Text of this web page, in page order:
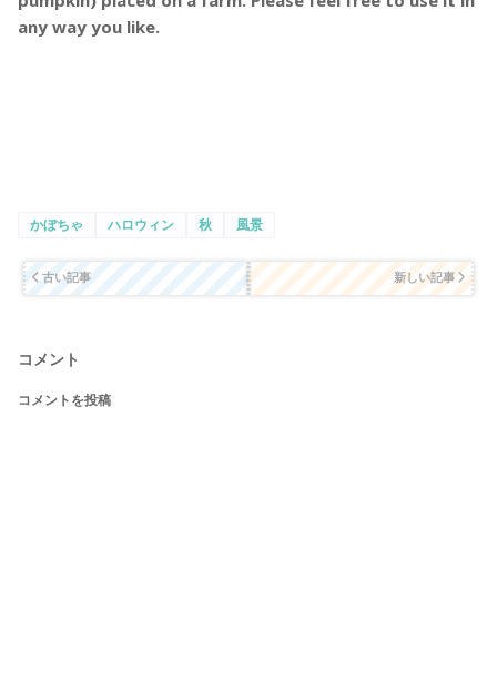
any way you like.
かぼちゃ ハロウィン 秋 風景
古い記事 新しい記事
コメント
コメントを投稿